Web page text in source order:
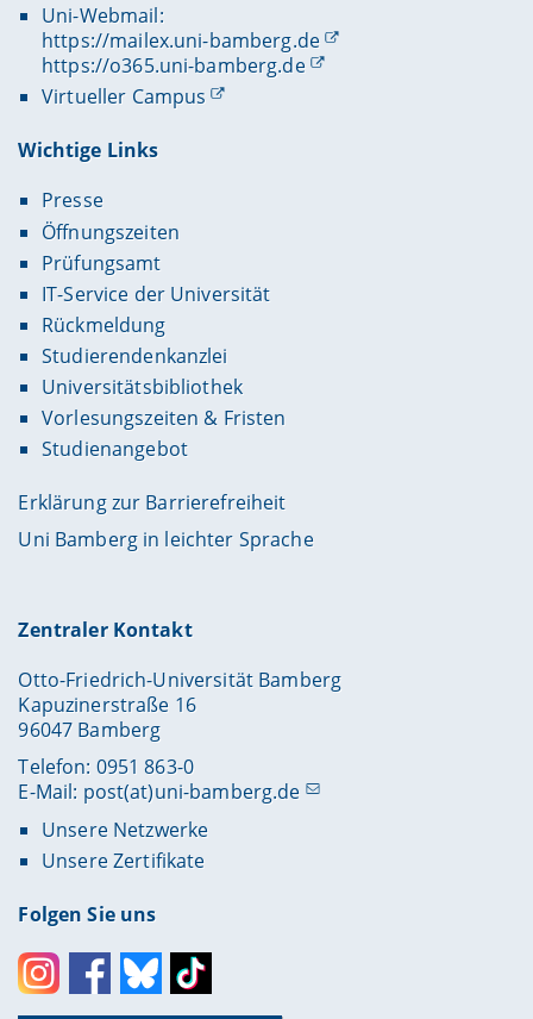
Uni-Webmail:
https://mailex.uni-bamberg.de
https://o365.uni-bamberg.de
Virtueller Campus
Wichtige Links
Presse
Öffnungszeiten
Prüfungsamt
IT-Service der Universität
Rückmeldung
Studierendenkanzlei
Universitätsbibliothek
Vorlesungszeiten & Fristen
Studienangebot
Erklärung zur Barrierefreiheit
Uni Bamberg in leichter Sprache
Zentraler Kontakt
Otto-Friedrich-Universität Bamberg
Kapuzinerstraße 16
96047 Bamberg
Telefon: 0951 863-0
E-Mail: post(at)uni-bamberg.de
Unsere Netzwerke
Unsere Zertifikate
Folgen Sie uns